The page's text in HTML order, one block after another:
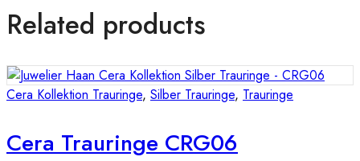
Related products
Cera Kollektion Trauringe, Silber Trauringe, Trauringe
Cera Trauringe CRG06